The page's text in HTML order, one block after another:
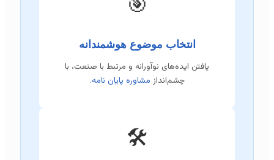
انتخاب موضوع هوشمندانه
یافتن ایده‌های نوآورانه و مرتبط با صنعت، با
چشم‌اندازمشاوره پایان نامه.
🛠️